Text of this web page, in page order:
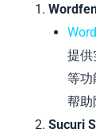
提供
等功
帮助
Sucuri